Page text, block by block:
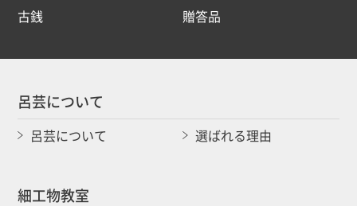
古銭
贈答品
呂芸について
呂芸について 選ばれる理由
細工物教室